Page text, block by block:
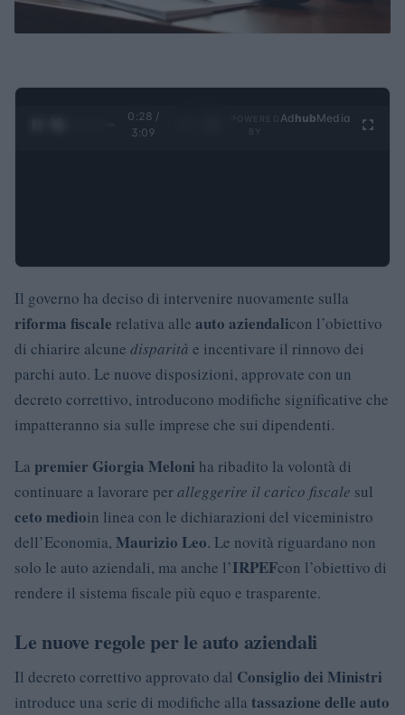
0:29 /
3:09
Ad hubMedia
Il governo ha deciso di intervenire nuovamente sulla
riforma fiscale relativa alle auto aziendalicon l’obiettivo
di chiarire alcune disparità e incentivare il rinnovo dei
parchi auto. Le nuove disposizioni, approvate con un
decreto correttivo, introducono modifiche significative che
impatteranno sia sulle imprese che sui dipendenti.
La premier Giorgia Meloni ha ribadito la volontà di
continuare a lavorare peralleggerire il carico fiscale sul
ceto medioin linea con le dichiarazioni del viceministro
dell’Economia, Maurizio Leo. Le novità riguardano non
solo le auto aziendali, ma anche l’IRPEFcon l’obiettivo di
rendere il sistema fiscale più equo e trasparente.
Le nuove regole per le auto aziendali
Il decreto correttivo approvato dal Consiglio dei Ministri
introduce una serie di modifiche alla tassazione delle auto